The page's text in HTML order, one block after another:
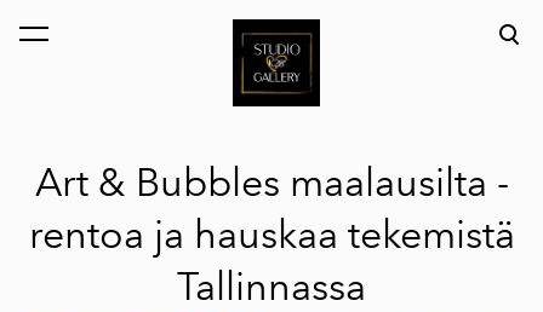
on lisätty ostoskoriin. Katso ostoskoria
Art & Bubbles maalausilta -
rentoa ja hauskaa tekemistä
Tallinnassa